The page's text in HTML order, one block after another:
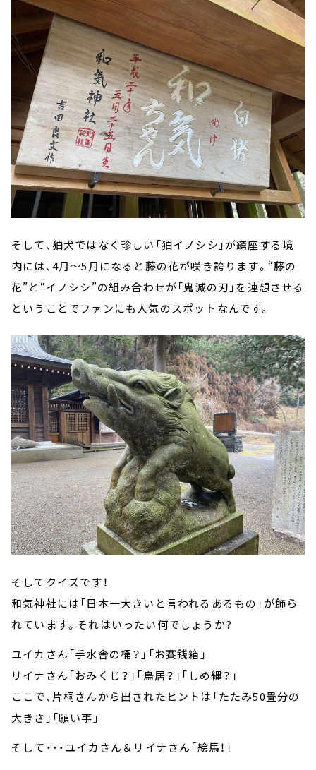
そして、狛犬ではなく珍しい「狛イノシシ」が鎮座する境
内には、4月～5月になると藤の花が咲き誇ります。“藤の
花”と“イノシシ”の組み合わせが「鬼滅の刃」を連想させる
ということでファンにも人気のスポットなんです。
そしてクイズです！
和気神社には「日本一大きいと言われるあるもの」が飾ら
れています。それはいったい何でしょうか?
ユイカさん「手水舎の桶？」「お賽銭箱」
リイナさん「おみくじ？」「鳥居？」「しめ縄？」
ここで、片桐さんから出されたヒントは「たたみ50畳分の
大きさ」「願い事」
そして・・・ユイカさん＆リイナさん「絵馬！」